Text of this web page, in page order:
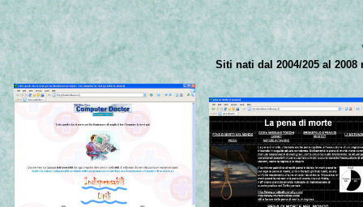
Siti nati dal 2004/205 al